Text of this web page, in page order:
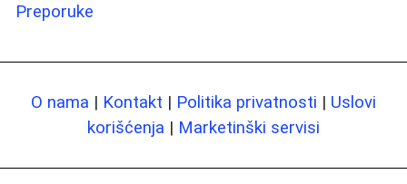
Preporuke
O nama | Kontakt | Politika privatnosti | Uslovi
korišćenja | Marketinški servisi